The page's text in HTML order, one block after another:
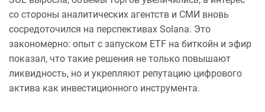
со стороны аналитических агентств и СМИ вновь
сосредоточился на перспективах Solana. Это
закономерно: опыт с запуском ETF на биткойн и эфир
показал, что такие решения не только повышают
ликвидность, но и укрепляют репутацию цифрового
актива как инвестиционного инструмента.